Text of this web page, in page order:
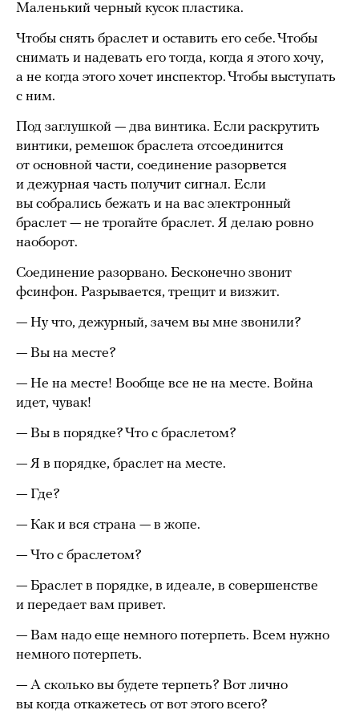
Маленький черный кусок пластика.
Чтобы снять браслет и оставить его себе. Чтобы
снимать и надевать его тогда, когда я этого хочу,
а не когда этого хочет инспектор. Чтобы выступать
с ним.
Под заглушкой — два винтика. Если раскрутить
винтики, ремешок браслета отсоединится
от основной части, соединение разорвется
и дежурная часть получит сигнал. Если
вы собрались бежать и на вас электронный
браслет — не трогайте браслет. Я делаю ровно
наоборот.
Соединение разорвано. Бесконечно звонит
фсинфон. Разрывается, трещит и визжит.
— Ну что, дежурный, зачем вы мне звонили?
— Вы на месте?
— Не на месте! Вообще все не на месте. Война
идет, чувак!
— Вы в порядке? Что с браслетом?
— Я в порядке, браслет на месте.
— Где?
— Как и вся страна — в жопе.
— Что с браслетом?
— Браслет в порядке, в идеале, в совершенстве
и передает вам привет.
— Вам надо еще немного потерпеть. Всем нужно
немного потерпеть.
— А сколько вы будете терпеть? Вот лично
вы когда откажетесь от вот этого всего?